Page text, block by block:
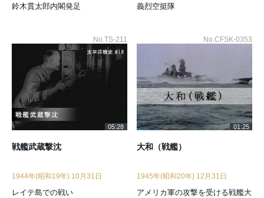
鈴木貫太郎内閣発足 義烈空挺隊
No.TS-211
05:28
戦艦武蔵撃沈
1944年(昭和19年) 10月31日
レイテ島での戦い
No.CFSK-0353
01:25
大和（戦艦）
1945年(昭和20年) 12月31日
アメリカ軍の攻撃を受ける戦艦大